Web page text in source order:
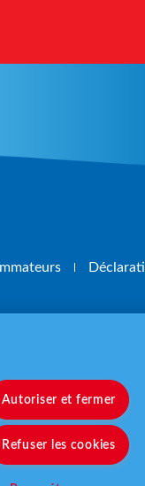
Autoriser et fermer
Refuser les cookies